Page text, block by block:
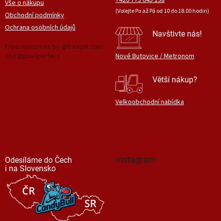
Vše o nákupu
Obchodní podmínky
Ochrana osobních údajů
Free resources by @freepik.com
and @pixelperfect
(Volejte Po až Pá od 10 do 18.00 hodin)
Navštivte nás!
Nové Butovice / Metronom
Větší nákup?
Velkoobchodní nabídka
Odesíláme do Čech
i na Slovensko
Instagram